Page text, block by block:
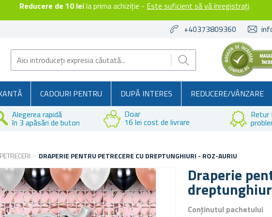
Reducere de 10 leila prima achiziție - Este suficient să vă înregistrați
+40373809360
CADOURI PENTRU DUPĂ INTERES REDUCERE/VÂNZARE
Alegerea rapidă
în 3 apăsări de buton
Doar
16 lei cost de livrare
Retur
PETRECERI DRAPERIE PENTRU PETRECERE CU DREPTUNGHIURI - ROZ-AURIU
Draperie
Conținutul pachetului